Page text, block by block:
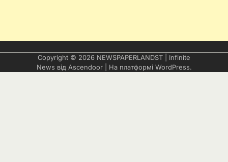
Copyright © 2026 NEWSPAPERLANDST | Infinite
News від Ascendoor| На платформі WordPress.